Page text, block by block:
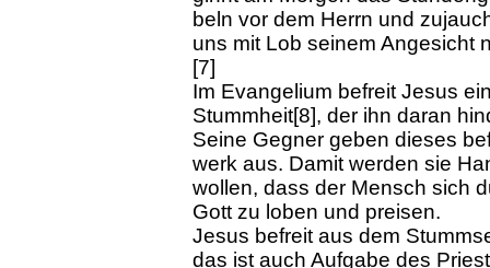
beln vor dem Herrn und
uns mit Lob sei­nem An­ge­sicht
[7]
Im Evan­ge­li­um be­freit Je­sus
Stumm­heit[8], der ihn dar­an
Sei­ne Geg­ner geben die­ses
werk aus. Da­mit wer­den sie
wol­len, dass der Mensch sich
Gott zu lo­ben und prei­sen.
Jesus befreit aus dem
das ist auch Auf­ga­be des